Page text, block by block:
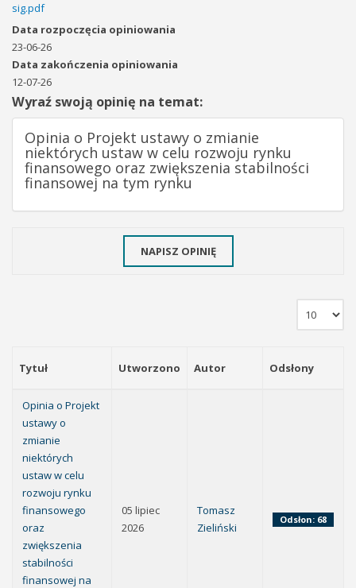
sig.pdf
Data rozpoczęcia opiniowania
23-06-26
Data zakończenia opiniowania
12-07-26
Wyraź swoją opinię na temat:
Opinia o Projekt ustawy o zmianie
niektórych ustaw w celu rozwoju rynku
finansowego oraz zwiększenia stabilności
finansowej na tym rynku
NAPISZ OPINIĘ
Tytuł Utworzono Autor Odsłony
Opinia o Projekt
ustawy o
zmianie
niektórych
ustaw w celu
rozwoju rynku
finansowego
oraz
zwiększenia
stabilności
finansowej na
05 lipiec
2026
Tomasz
Zieliński
Odsłon: 68